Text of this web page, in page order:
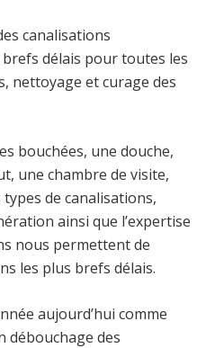
canalisations
délais pour toutes les
nettoyage et curage des
bouchées, une douche,
une chambre de visite,
de canalisations,
ainsi que l’expertise
nous permettent de
les plus brefs délais.
aujourd’hui comme
débouchage des